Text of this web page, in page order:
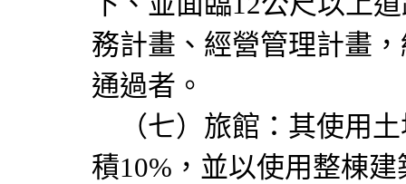
務計畫、經營管理計畫
通過者。
（七）旅館：其使用
積10%，並以使用整棟